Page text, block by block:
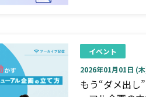
イベント
2026年01月01日 (
もう“ダメ出し